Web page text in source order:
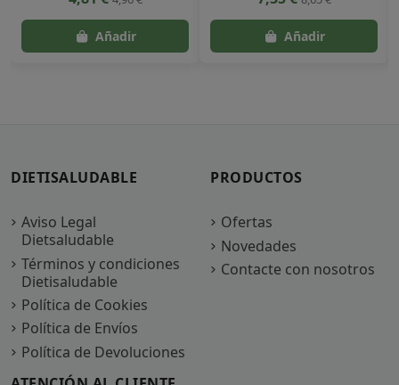
DIETISALUDABLE
Aviso Legal
Dietsaludable
Términos y condiciones
Dietisaludable
Política de Cookies
Política de Envíos
Política de Devoluciones
PRODUCTOS
Ofertas
Novedades
Contacte con nosotros